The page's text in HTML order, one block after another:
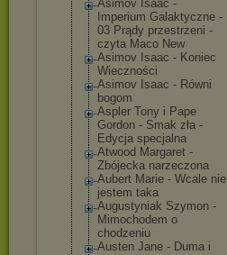
Asimov Isaac -
Imperium Galaktyczne -
03 Prądy przestrzeni -
czyta Maco New
Asimov Isaac - Koniec
Wieczności
Asimov Isaac - Równi
bogom
Aspler Tony i Pape
Gordon - Smak zła -
Edycja specjalna
Atwood Margaret -
Zbójecka narzeczona
Aubert Marie - Wcale nie
jestem taka
Augustyniak Szymon -
Mimochodem o
chodzeniu
Austen Jane - Duma i